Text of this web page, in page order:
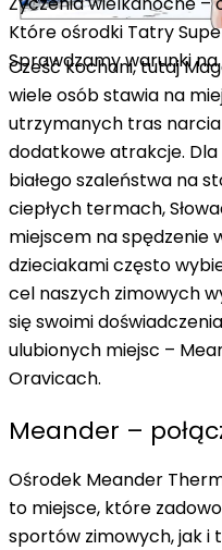
Które ośrodki Tatry
Sprawdzamy warunki
Cześć kochani, tutaj
wiele osób stawia na
utrzymanych tras
dodatkowe atrakcje.
białego szaleństwa na
ciepłych termach,
miejscem na spędzenie
dzieciakami często
cel naszych zimowych
się swoimi
ulubionych miejsc –
Oravicach.
Meander –
Ośrodek Meander
to miejsce, które
sportów zimowych, jak